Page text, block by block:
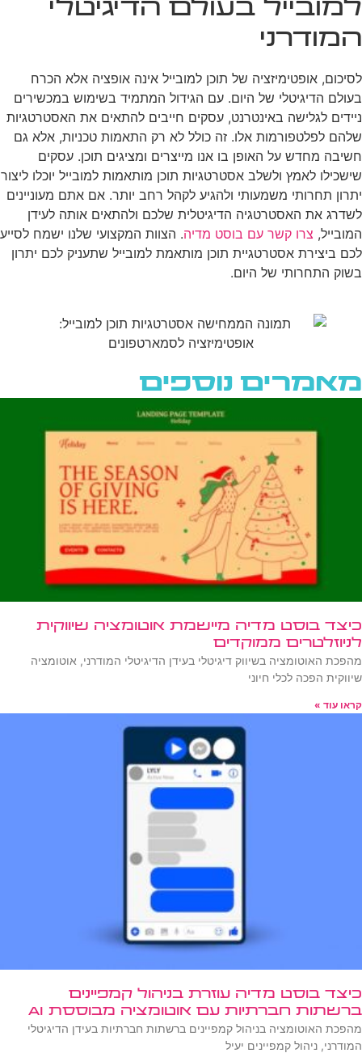
למובייל בעולם הדיגיטלי
המודרני
לסיכום, אופטימיזציה של תוכן למובייל אינה אופציה אלא הכרח
בעולם הדיגיטלי של היום. עם הגידול המתמיד בשימוש במכשירים
ניידים לגלישה באינטרנט, עסקים חייבים להתאים את האסטרטגיות
שלהם לפלטפורמות אלו. זה כולל לא רק התאמות טכניות, אלא גם
חשיבה מחדש על האופן בו אנו מייצרים ומציגים תוכן. עסקים
שישכילו לאמץ ולשלב אסטרטגיות תוכן מותאמות למובייל יוכלו ליצור
יתרון תחרותי משמעותי ולהגיע לקהל רחב יותר. אם אתם מעוניינים
לשדרג את האסטרטגיה הדיגיטלית שלכם ולהתאים אותה לעידן
המובייל, צרו קשר עם בוסט מדיה. הצוות המקצועי שלנו ישמח לסייע
לכם ביצירת אסטרטגיית תוכן מותאמת למובייל שתעניק לכם יתרון
בשוק התחרותי של היום.
מאמרים נוספים
כיצד בוסט מדיה מיישמת אוטומציה שיווקית
לניוזלטרים ממוקדים
מהפכת האוטומציה בשיווק דיגיטלי בעידן הדיגיטלי המודרני, אוטומציה
שיווקית הפכה לכלי חיוני
קראו עוד »
כיצד בוסט מדיה עוזרת בניהול קמפיינים
ברשתות חברתיות עם אוטומציה מבוססת AI
מהפכת האוטומציה בניהול קמפיינים ברשתות חברתיות בעידן הדיגיטלי
המודרני, ניהול קמפיינים יעיל